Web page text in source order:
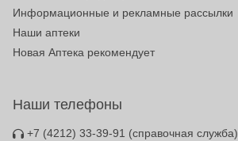
Информационные и рекламные рассылки
Наши аптеки
Новая Аптека рекомендует
Наши телефоны
+7 (4212) 33-39-91 (справочная служба)